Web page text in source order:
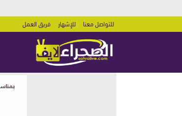
للتواصل معنا للإشهار فريق العمل